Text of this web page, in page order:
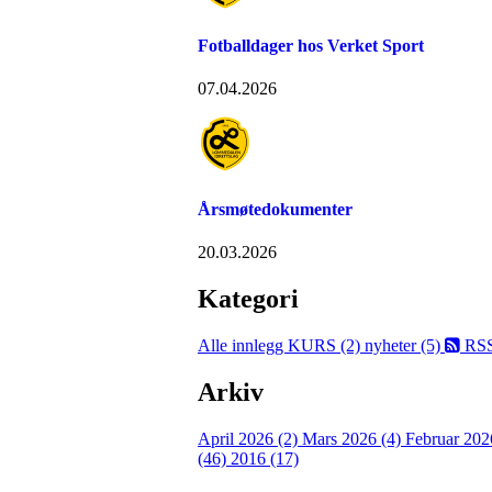
Fotballdager hos Verket Sport
07.04.2026
Årsmøtedokumenter
20.03.2026
Kategori
Alle innlegg KURS (2) nyheter (5)
Arkiv
April 2026 (2) Mars 2026 (4) Februar
(46) 2016 (17)